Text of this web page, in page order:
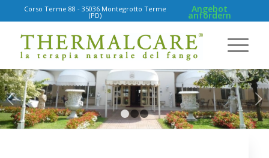
Corso Terme 88 - 35036 Montegrotto Terme
(PD)
Angebot
anfordern
Weiter
1 2 3